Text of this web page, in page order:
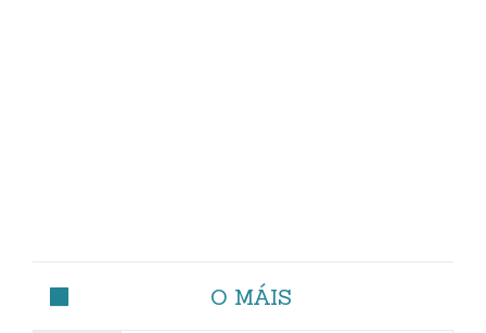
O MÁIS